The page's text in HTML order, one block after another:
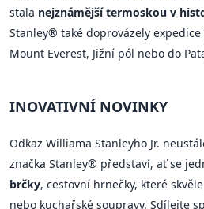
stala nejznámější termoskou v
Stanley® také doprovázely
Mount Everest, Jižní pól nebo do
INOVATIVNÍ NOVINKY
Odkaz Williama Stanleyho Jr.
značka Stanley® představí, ať se
brčky, cestovní hrnečky, které
nebo kuchařské soupravy. Sdílejte